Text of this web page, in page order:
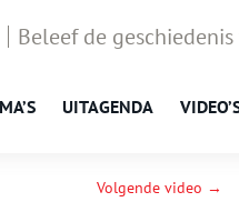
Beleef de
UITAGENDA
Volgende video →